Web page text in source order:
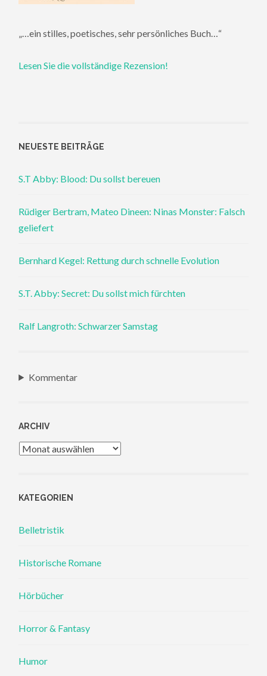
„…ein stilles, poetisches, sehr persönliches Buch…“
Lesen Sie die vollständige Rezension!
NEUESTE BEITRÄGE
S.T Abby: Blood: Du sollst bereuen
Rüdiger Bertram, Mateo Dineen: Ninas Monster: Falsch
geliefert
Bernhard Kegel: Rettung durch schnelle Evolution
S.T. Abby: Secret: Du sollst mich fürchten
Ralf Langroth: Schwarzer Samstag
Kommentar
ARCHIV
Archiv
KATEGORIEN
Belletristik
Historische Romane
Hörbücher
Horror & Fantasy
Humor